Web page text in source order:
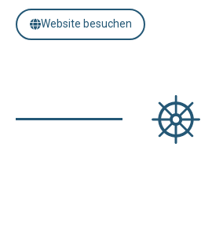
Website besuchen